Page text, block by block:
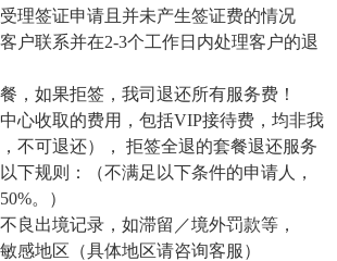
理签证申请且并未产生签证费的情况
户联系并在2-3个工作日内处理客户的退
，如果拒签，我司退还所有服务费！
中心收取的费用，包括VIP接待费，均非我
不可退还）， 拒签全退的套餐退还服务
下规则：（不满足以下条件的申请人，
。）
良出境记录，如滞留／境外罚款等，
感地区（具体地区请咨询客服）